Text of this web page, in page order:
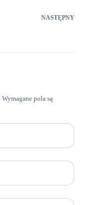
NASTĘPNY
Wymagane pola są